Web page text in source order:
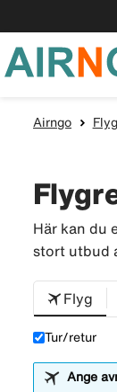
Airngo Flyg
Här kan du
stort utbud
Flyg
Tur/retur
Ange